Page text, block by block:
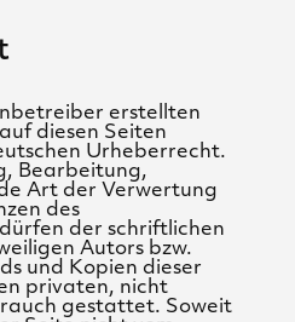
erstellten
diesen Seiten
Urheberrecht.
Bearbeitung,
Art der Verwertung
des
der schriftlichen
Autors bzw.
und Kopien dieser
privaten, nicht
gestattet. Soweit